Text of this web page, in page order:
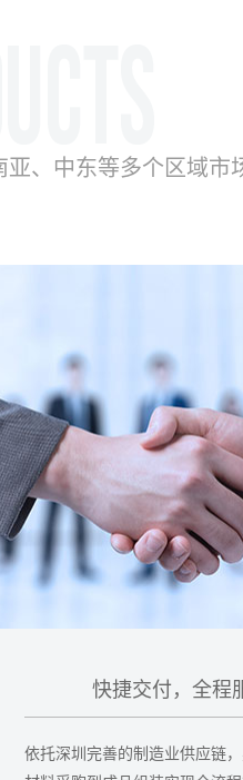
、中东等多个区域市
快捷交付，全程
依托深圳完善的制造业供应链